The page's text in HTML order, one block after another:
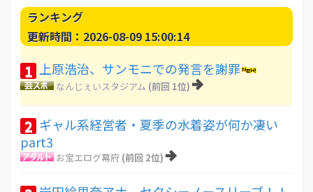
ランキング
更新時間：2026-08-09 15:00:14
1 上原浩治、サンモニでの発言を謝罪
なんじぇいスタジアム (前回 1位)
2 ギャル系経営者・夏季の水着姿が何か凄い
part3
お宝エログ幕府 (前回 2位)